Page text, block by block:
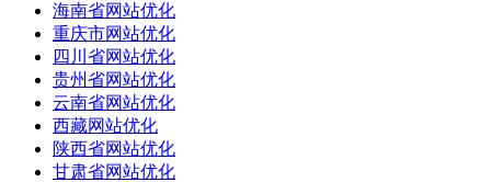
海南省网站优化
重庆市网站优化
四川省网站优化
贵州省网站优化
云南省网站优化
西藏网站优化
陕西省网站优化
甘肃省网站优化